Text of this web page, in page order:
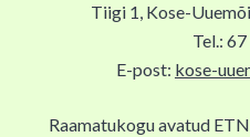
Tiigi 1, Kose-
Tel.:
E-post: kose-
Raamatukogu avatud